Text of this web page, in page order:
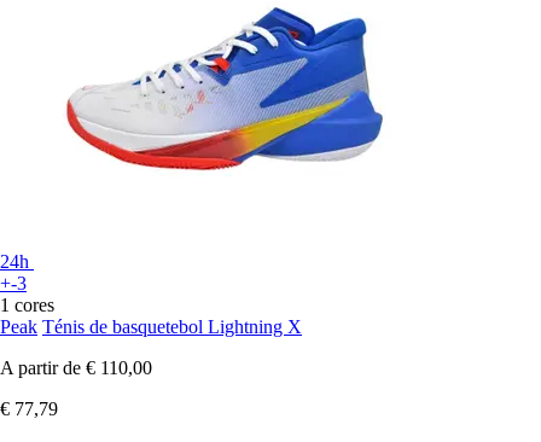
24h
+-3
1 cores
Peak Ténis de basquetebol Lightning X
A partir de € 110,00
€ 77,79